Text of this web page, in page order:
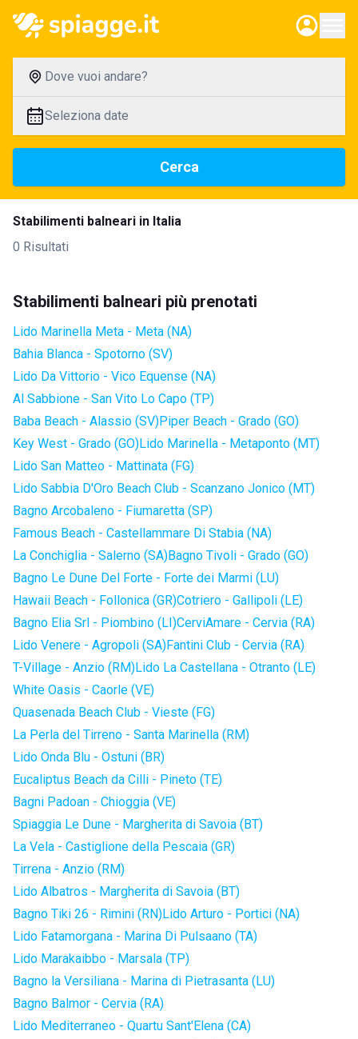
Dove vuoi andare?
Seleziona date
Cerca
Stabilimenti balneari in Italia
0 Risultati
Stabilimenti balneari più prenotati
Lido Marinella Meta - Meta (NA)
Bahia Blanca - Spotorno (SV)
Lido Da Vittorio - Vico Equense (NA)
Al Sabbione - San Vito Lo Capo (TP)
Baba Beach - Alassio (SV)Piper Beach - Grado (GO)
Key West - Grado (GO)Lido Marinella - Metaponto (MT)
Lido San Matteo - Mattinata (FG)
Lido Sabbia D'Oro Beach Club - Scanzano Jonico (MT)
Bagno Arcobaleno - Fiumaretta (SP)
Famous Beach - Castellammare Di Stabia (NA)
La Conchiglia - Salerno (SA)Bagno Tivoli - Grado (GO)
Bagno Le Dune Del Forte - Forte dei Marmi (LU)
Hawaii Beach - Follonica (GR)Cotriero - Gallipoli (LE)
Bagno Elia Srl - Piombino (LI)CerviAmare - Cervia (RA)
Lido Venere - Agropoli (SA)Fantini Club - Cervia (RA)
T-Village - Anzio (RM)Lido La Castellana - Otranto (LE)
White Oasis - Caorle (VE)
Quasenada Beach Club - Vieste (FG)
La Perla del Tirreno - Santa Marinella (RM)
Lido Onda Blu - Ostuni (BR)
Eucaliptus Beach da Cilli - Pineto (TE)
Bagni Padoan - Chioggia (VE)
Spiaggia Le Dune - Margherita di Savoia (BT)
La Vela - Castiglione della Pescaia (GR)
Tirrena - Anzio (RM)
Lido Albatros - Margherita di Savoia (BT)
Bagno Tiki 26 - Rimini (RN)Lido Arturo - Portici (NA)
Lido Fatamorgana - Marina Di Pulsaano (TA)
Lido Marakaibbo - Marsala (TP)
Bagno la Versiliana - Marina di Pietrasanta (LU)
Bagno Balmor - Cervia (RA)
Lido Mediterraneo - Quartu Sant'Elena (CA)